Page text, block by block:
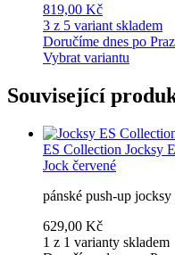
819,00 Kč
3 z 5 variant skladem
Doručíme dnes po
Vybrat variantu
Související
ES Collection Jocksy
Jock červené
pánské push-up jocksy
629,00 Kč
1 z 1 varianty skladem